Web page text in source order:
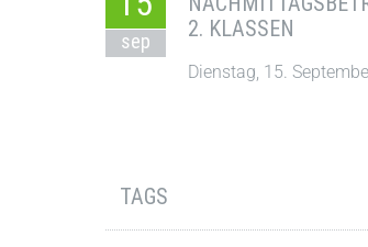
sep
2. KLASSEN
Dienstag, 15.
TAGS